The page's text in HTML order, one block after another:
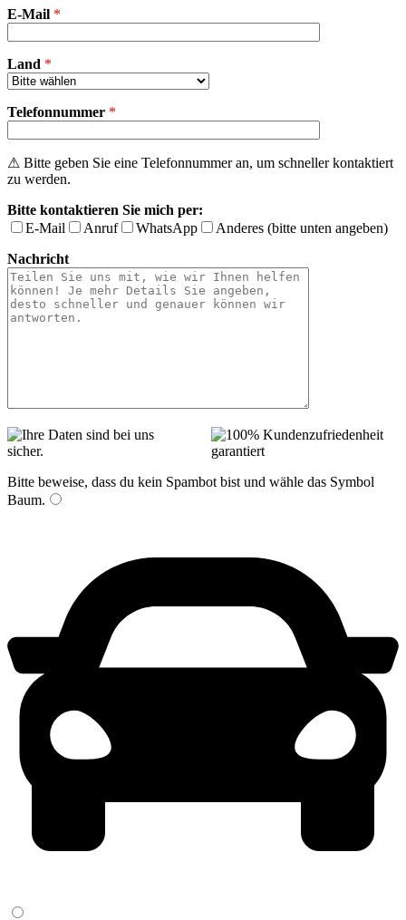
leer.
E-Mail *
Land *
Telefonnummer *
⚠ Bitte geben Sie eine Telefonnummer an, um schneller kontaktiert
zu werden.
Bitte kontaktieren Sie mich per:
E-Mail
Anruf WhatsApp
Anderes (bitte unten angeben)
Nachricht
Bitte beweise, dass du kein Spambot bist und wähle das Symbol
Baum.